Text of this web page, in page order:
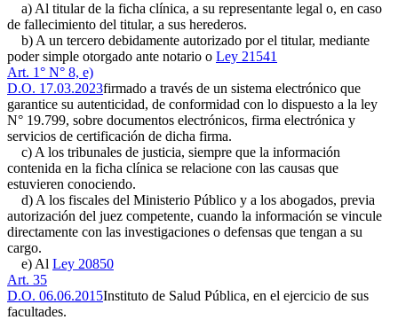
a) Al titular de la ficha clínica, a su representante legal o, en caso
de fallecimiento del titular, a sus herederos.
b) A un tercero debidamente autorizado por el titular, mediante
poder simple otorgado ante notario o Ley 21541
Art. 1° N° 8, e)
D.O. 17.03.2023firmado a través de un sistema electrónico que
garantice su autenticidad, de conformidad con lo dispuesto a la ley
N° 19.799, sobre documentos electrónicos, firma electrónica y
servicios de certificación de dicha firma.
c) A los tribunales de justicia, siempre que la información
contenida en la ficha clínica se relacione con las causas que
estuvieren conociendo.
d) A los fiscales del Ministerio Público y a los abogados, previa
autorización del juez competente, cuando la información se vincule
directamente con las investigaciones o defensas que tengan a su
cargo.
e) Al Ley 20850
Art. 35
D.O. 06.06.2015Instituto de Salud Pública, en el ejercicio de sus
facultades.